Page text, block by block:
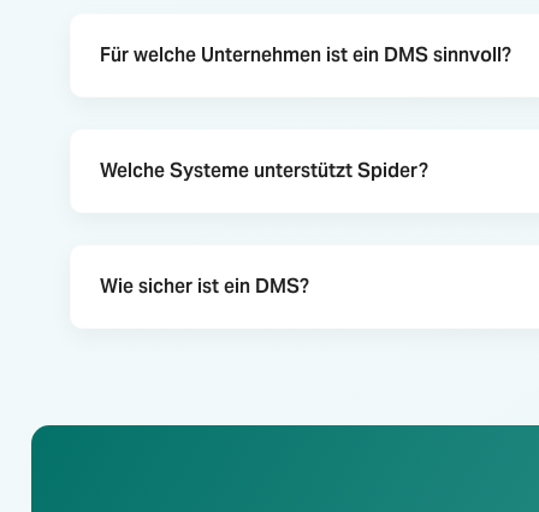
Für welche Unternehmen ist ein DMS sinnvoll?
Welche Systeme unterstützt Spider?
Wie sicher ist ein DMS?